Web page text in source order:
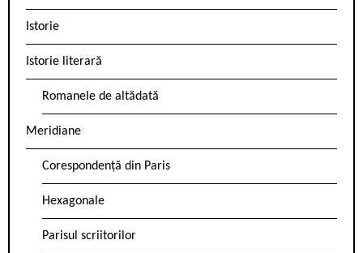
Istorie
Istorie literară
Romanele de altădată
Meridiane
Corespondență din Paris
Hexagonale
Parisul scriitorilor